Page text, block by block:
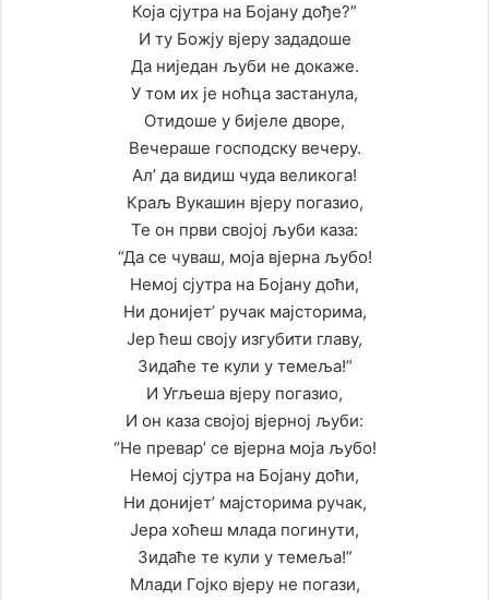
Која сјутра на Бојану дође?”
И ту Божју вјеру зададоше
Да ниједан љуби не докаже.
У том их је ноћца застанула,
Отидоше у бијеле дворе,
Вечераше господску вечеру.
Ал’ да видиш чуда великога!
Краљ Вукашин вјеру погазио,
Те он први својој љуби каза:
“Да се чуваш, моја вјерна љубо!
Немој сјутра на Бојану доћи,
Ни донијет’ ручак мајсторима,
Јер ћеш своју изгубити главу,
Зидаће те кули у темеља!”
И Угљеша вјеру погазио,
И он каза својој вјерној љуби:
“Не превар’ се вјерна моја љубо!
Немој сјутра на Бојану доћи,
Ни донијет’ мајсторима ручак,
Јера хоћеш млада погинути,
Зидаће те кули у темеља!”
Млади Гојко вјеру не погази,